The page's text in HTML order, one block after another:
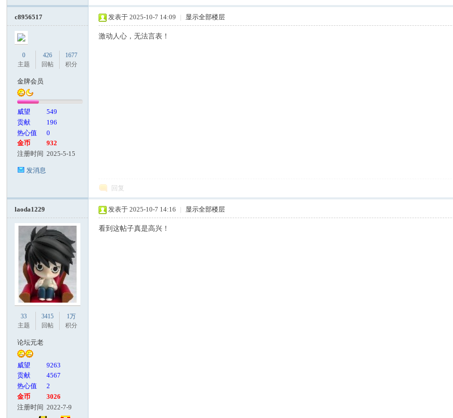
c8956517
0
主题
426
回帖
1677
积分
金牌会员
威望
549
贡献
196
热心值
0
金币
932
注册时间 2025-5-15
发消息
发表于 2025-10-7 14:09 | 显示全部楼层
激动人心，无法言表！
回复
laoda1229
33
主题
3415
回帖
1万
积分
论坛元老
威望
9263
贡献
4567
热心值
2
金币
3026
注册时间 2022-7-9
发表于 2025-10-7 14:16 | 显示全部楼层
看到这帖子真是高兴！